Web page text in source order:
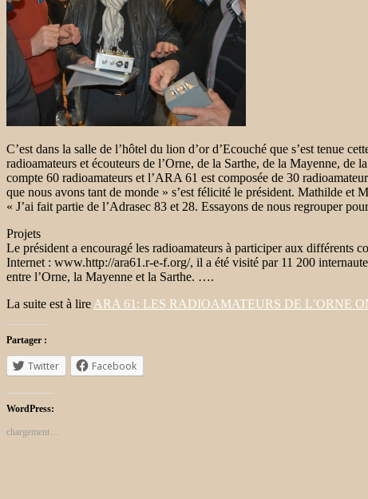
C’est dans la salle de l’hôtel du lion d’or d’Ecouché que s’est tenue
radioamateurs et écouteurs de l’Orne, de la Sarthe, de la Mayenne, de
compte 60 radioamateurs et l’ARA 61 est composée de 30
que nous avons tant de monde » s’est félicité le président. Mathilde et
« J’ai fait partie de l’Adrasec 83 et 28. Essayons de nous regrouper
Projets
Le président a encouragé les radioamateurs à participer aux différents
Internet : www.http://ara61.r-e-f.org/, il a été visité par 11 200
entre l’Orne, la Mayenne et la Sarthe. ….
La suite est à lire ARA 61: LES RADIOAMATEURS DE L’ORNE
Partager :
Twitter Facebook
WordPress:
chargement…